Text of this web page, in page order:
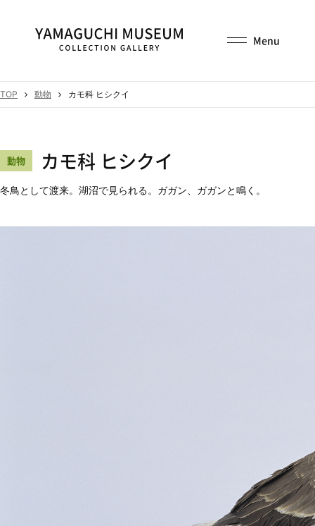
TOP 動物 カモ科 ヒシクイ
動物 カモ科 ヒシクイ
冬鳥として渡来。湖沼で見られる。ガガン、ガガンと鳴く。